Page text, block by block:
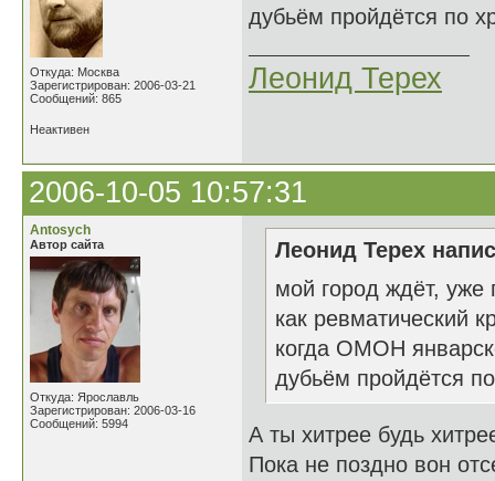
Откуда: Москва
Зарегистрирован: 2006-03-21
Сообщений: 865
дубьём пройдётся по
Леонид Терех
Неактивен
2006-10-05 10:57:31
Antosych
Автор сайта
Откуда: Ярославль
Зарегистрирован: 2006-03-16
Сообщений: 5994
Леонид Терех
мой город ждёт, уже
как ревматический
когда ОМОН
дубьём пройдётся
А ты хитрее будь
Пока не поздно вон